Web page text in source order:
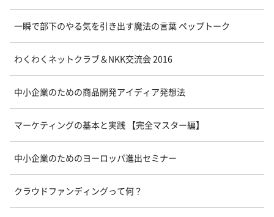
一瞬で部下のやる気を引き出す魔法の言葉 ペップトーク
わくわくネットクラブ＆NKK交流会 2016
中小企業のための商品開発アイディア発想法
マーケティングの基本と実践 【完全マスター編】
中小企業のためのヨーロッパ進出セミナー
クラウドファンディングって何？